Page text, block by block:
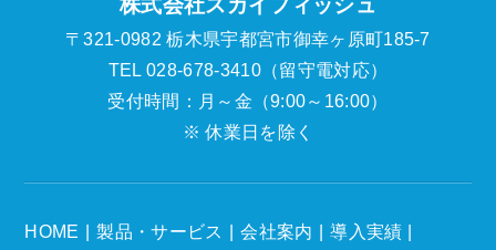
株式会社スカイフィッシュ
〒321-0982 栃木県宇都宮市御幸ヶ原町185-7
TEL 028-678-3410（留守電対応）
受付時間：月～金（9:00～16:00）
※ 休業日を除く
HOME 製品・サービス 会社案内 導入実績